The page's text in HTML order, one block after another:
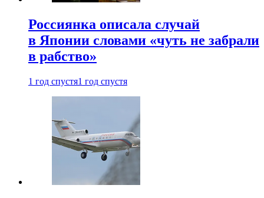
Россиянка описала случай
в Японии словами «чуть не забрали
в рабство»
1 год спустя1 год спустя